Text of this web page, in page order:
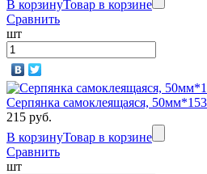
В корзинуТовар в корзине
Сравнить
шт
Серпянка самоклеящаяся,
215 руб.
В корзинуТовар в корзине
Сравнить
шт